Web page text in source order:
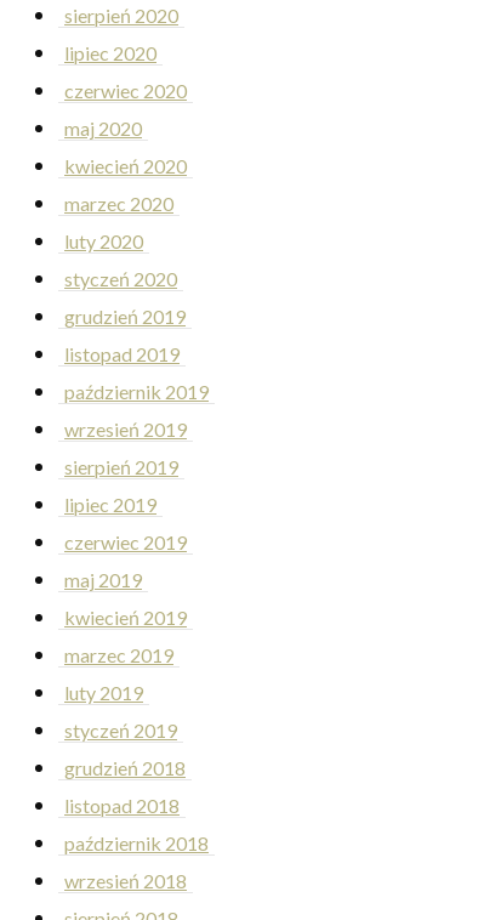
sierpień 2020
lipiec 2020
czerwiec 2020
maj 2020
kwiecień 2020
marzec 2020
luty 2020
styczeń 2020
grudzień 2019
listopad 2019
październik 2019
wrzesień 2019
sierpień 2019
lipiec 2019
czerwiec 2019
maj 2019
kwiecień 2019
marzec 2019
luty 2019
styczeń 2019
grudzień 2018
listopad 2018
październik 2018
wrzesień 2018